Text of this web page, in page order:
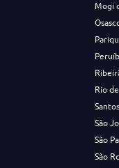
Mogi
Rio
Santos
São
São
São